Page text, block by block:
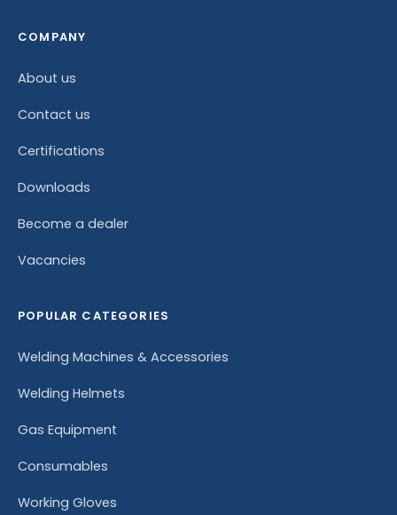
COMPANY
About us
Contact us
Certifications
Downloads
Become a dealer
Vacancies
POPULAR CATEGORIES
Welding Machines & Accessories
Welding Helmets
Gas Equipment
Consumables
Working Gloves